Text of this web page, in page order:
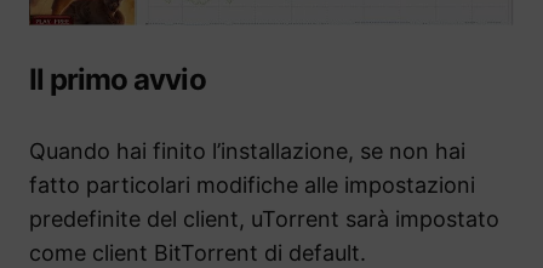
Il primo avvio
Quando hai finito l’installazione, se non hai
fatto particolari modifiche alle impostazioni
predefinite del client, uTorrent sarà impostato
come client BitTorrent di default.